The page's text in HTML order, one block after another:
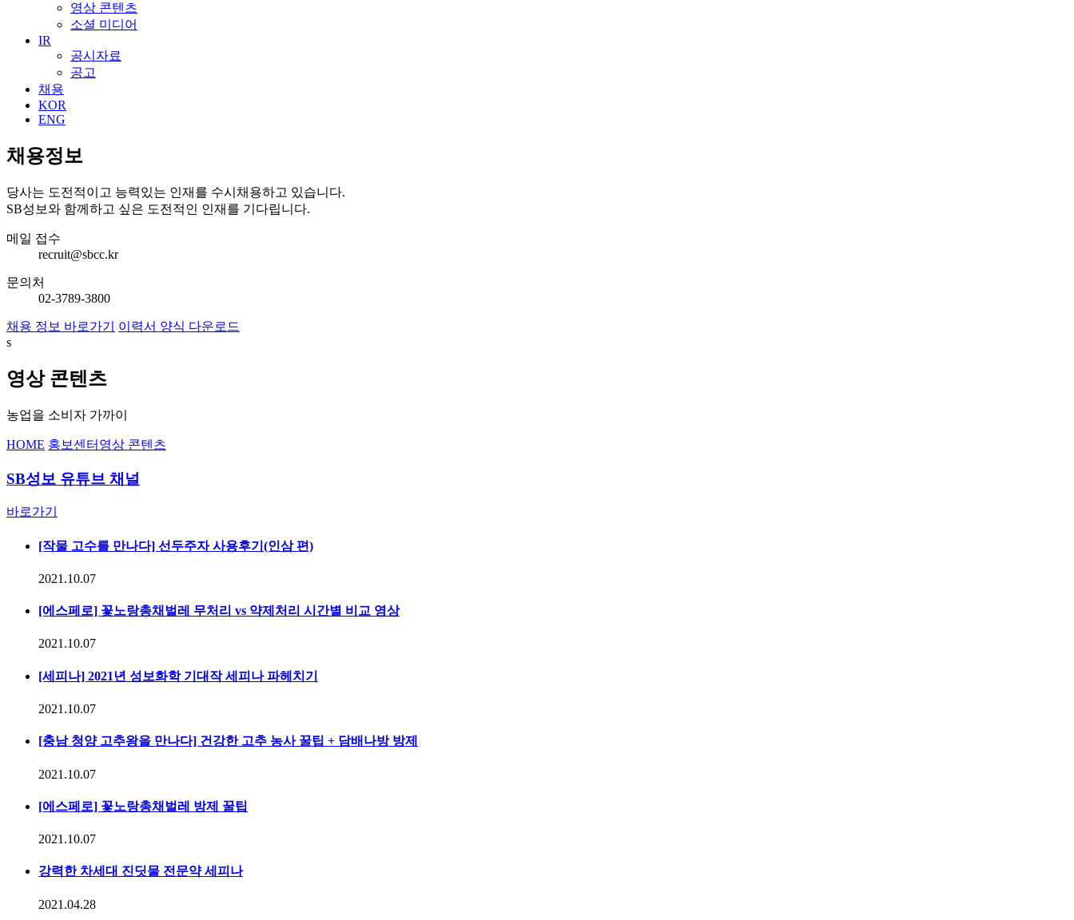
영상 콘텐츠
소셜 미디어
IR
공시자료
공고
채용
KOR
ENG
채용정보
당사는 도전적이고 능력있는 인재를 수시채용하고 있습니다.
SB성보와 함께하고 싶은 도전적인 인재를 기다립니다.
메일 접수
recruit@sbcc.kr
문의처
02-3789-3800
채용 정보 바로가기
이력서 양식 다운로드
s
영상 콘텐츠
농업을 소비자 가까이
HOME 홍보센터 영상 콘텐츠
SB성보 유튜브 채널
바로가기
[작물 고수를 만나다] 선두주자 사용후기(인삼 편)
2021.10.07
[에스페로] 꽃노랑총채벌레 무처리 vs 약제처리 시간별 비교 영상
2021.10.07
[세피나] 2021년 성보화학 기대작 세피나 파헤치기
2021.10.07
[충남 청양 고추왕을 만나다] 건강한 고추 농사 꿀팁 + 담배나방 방제
2021.10.07
[에스페로] 꽃노랑총채벌레 방제 꿀팁
2021.10.07
강력한 차세대 진딧물 전문약 세피나
2021.04.28